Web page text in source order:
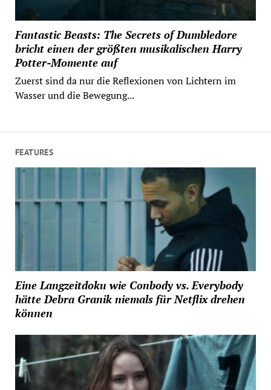
Fantastic Beasts: The Secrets of Dumbledore
bricht einen der größten musikalischen Harry
Potter-Momente auf
Zuerst sind da nur die Reflexionen von Lichtern im
Wasser und die Bewegung...
FEATURES
Eine Langzeitdoku wie Conbody vs. Everybody
hätte Debra Granik niemals für Netflix drehen
können